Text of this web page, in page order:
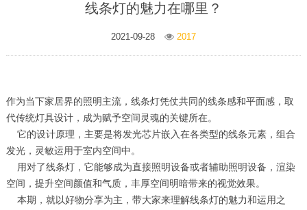
线条灯的魅力在哪里？
2021-09-28 2017
作为当下家居界的照明主流，线条灯凭仗共同的线条感和平面感，取
代传统灯具设计，成为赋予空间灵魂的关键所在。
它的设计原理，主要是将发光芯片嵌入在各类型的线条元素，组合
发光，灵敏运用于室内空间中。
用对了线条灯，它能够成为直接照明设备或者辅助照明设备，渲染
空间，提升空间颜值和气质，丰厚空间明暗带来的视觉效果。
本期，就以好物分享为主，带大家来理解线条灯的魅力和运用之